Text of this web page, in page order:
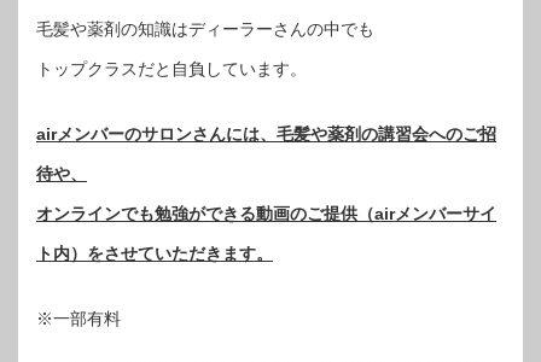
毛髪や薬剤の知識はディーラーさんの中でも
トップクラスだと自負しています。
airメンバーのサロンさんには、毛髪や薬剤の講習会へのご招
待や、
オンラインでも勉強ができる動画のご提供（airメンバーサイ
ト内）をさせていただきます。
※一部有料